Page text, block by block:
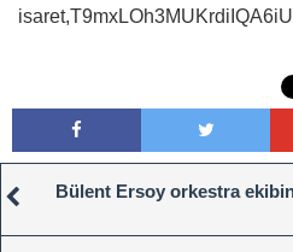
Bülent Ersoy orkestra